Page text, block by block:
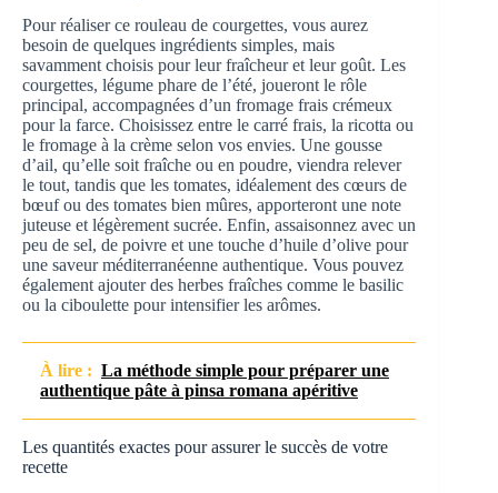
Pour réaliser ce rouleau de courgettes, vous aurez
besoin de quelques ingrédients simples, mais
savamment choisis pour leur fraîcheur et leur goût. Les
courgettes, légume phare de l’été, joueront le rôle
principal, accompagnées d’un fromage frais crémeux
pour la farce. Choisissez entre le carré frais, la ricotta ou
le fromage à la crème selon vos envies. Une gousse
d’ail, qu’elle soit fraîche ou en poudre, viendra relever
le tout, tandis que les tomates, idéalement des cœurs de
bœuf ou des tomates bien mûres, apporteront une note
juteuse et légèrement sucrée. Enfin, assaisonnez avec un
peu de sel, de poivre et une touche d’huile d’olive pour
une saveur méditerranéenne authentique. Vous pouvez
également ajouter des herbes fraîches comme le basilic
ou la ciboulette pour intensifier les arômes.
À lire : La méthode simple pour préparer une
authentique pâte à pinsa romana apéritive
Les quantités exactes pour assurer le succès de votre
recette